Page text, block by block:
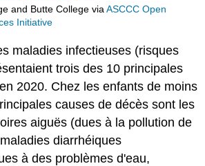
and Butte College viaASCCC Open
Initiative
maladies infectieuses (risques
trois des 10 principales
2020. Chez les enfants de moins
causes de décès sont les
aiguës (dues à la pollution de
diarrhéiques
à des problèmes d'eau,